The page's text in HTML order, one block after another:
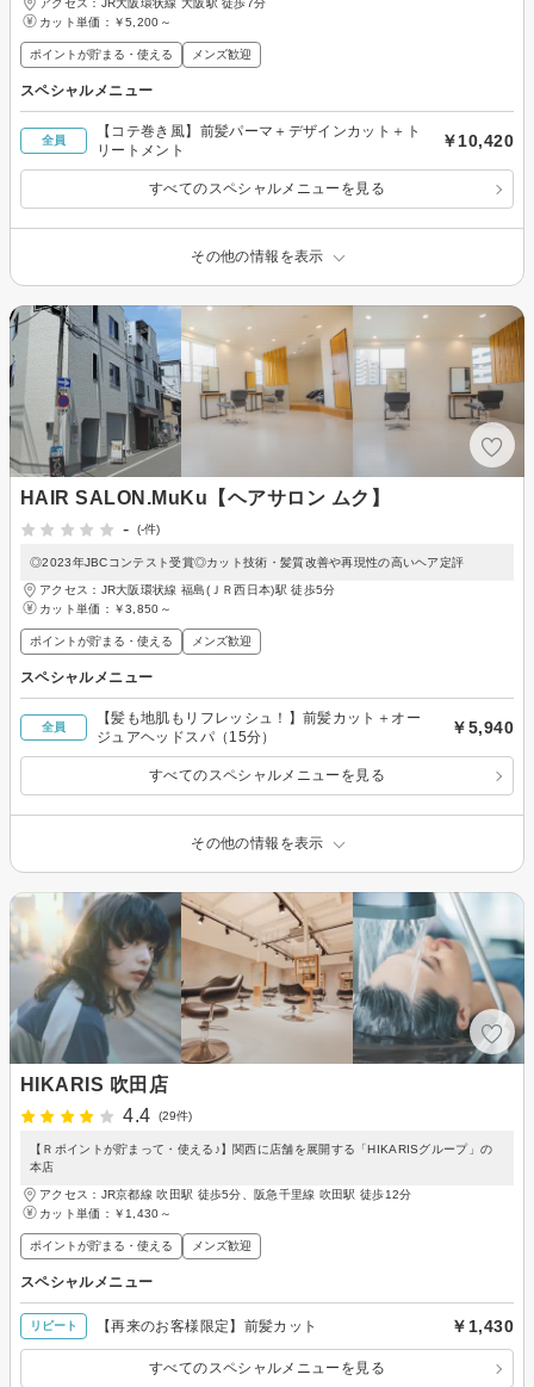
アクセス：JR大阪環状線 大阪駅 徒歩7分
カット単価： ￥5,200～
ポイントが貯まる・使える メンズ歓迎
スペシャルメニュー
全員
【コテ巻き風】前髪パーマ＋デザインカット＋ト
リートメント
￥10,420
すべてのスペシャルメニューを見る
その他の情報を表示
HAIR SALON.MuKu【ヘアサロン ムク】
-
(-件)
◎2023年JBCコンテスト受賞◎カット技術・髪質改善や再現性の高いヘア定評
アクセス：JR大阪環状線 福島(ＪＲ西日本)駅 徒歩5分
カット単価： ￥3,850～
ポイントが貯まる・使える メンズ歓迎
スペシャルメニュー
全員
【髪も地肌もリフレッシュ！】前髪カット＋オー
ジュアヘッドスパ（15分）
￥5,940
すべてのスペシャルメニューを見る
その他の情報を表示
HIKARIS 吹田店
4.4
(29件)
【Ｒポイントが貯まって・使える♪】関西に店舗を展開する「HIKARISグループ」の
本店
アクセス：JR京都線 吹田駅 徒歩5分、阪急千里線 吹田駅 徒歩12分
カット単価： ￥1,430～
ポイントが貯まる・使える メンズ歓迎
スペシャルメニュー
リピート 【再来のお客様限定】前髪カット ￥1,430
すべてのスペシャルメニューを見る